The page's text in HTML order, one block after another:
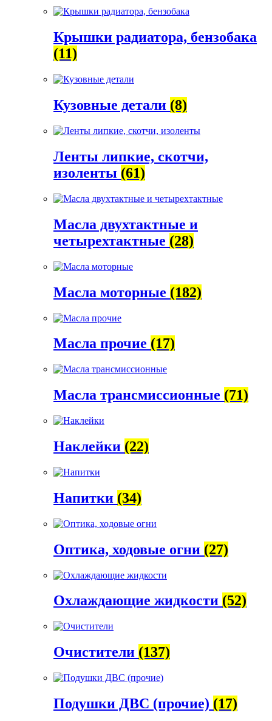
Крышки радиатора, бензобака
(11)
Кузовные детали (8)
Ленты липкие, скотчи,
изоленты (61)
Масла двухтактные и
четырехтактные (28)
Масла моторные (182)
Масла прочие (17)
Масла трансмиссионные (71)
Наклейки (22)
Напитки (34)
Оптика, ходовые огни (27)
Охлаждающие жидкости (52)
Очистители (137)
Подушки ДВС (прочие) (17)